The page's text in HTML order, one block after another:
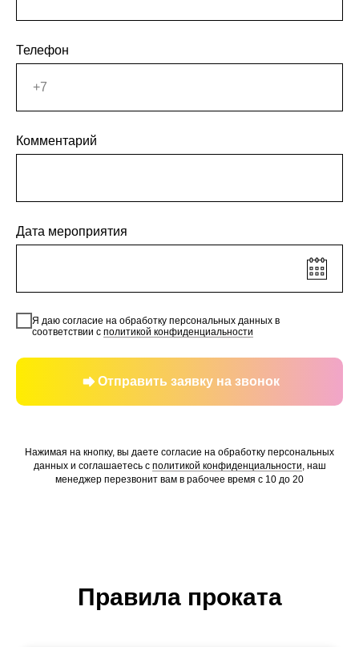
Телефон
Комментарий
Дата мероприятия
Я даю согласие на обработку персональных данных в
соответствии с политикой конфиденциальности
Отправить заявку на звонок
Нажимая на кнопку, вы даете согласие на обработку персональных
данных и соглашаетесь c политикой конфиденциальности, наш
менеджер перезвонит вам в рабочее время с 10 до 20
Правила проката